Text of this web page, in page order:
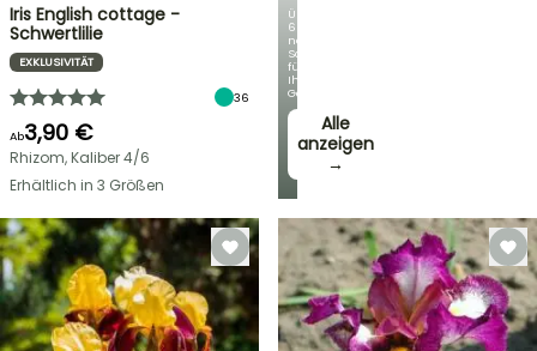
Über
60
neue
Sorten
für
Ihren
Garten!
Alle
anzeigen
→
Iris English cottage -
Schwertlilie
EXKLUSIVITÄT
36
Ab3,90 €
Rhizom, Kaliber 4/6
Erhältlich in 3 Größen